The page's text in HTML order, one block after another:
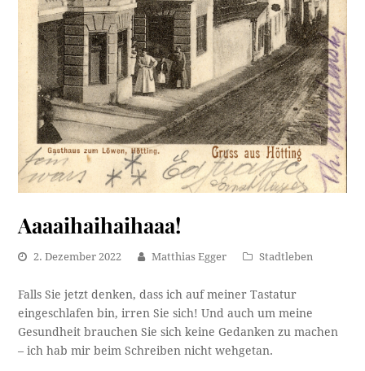
Aaaaihaihaihaaa!
2. Dezember 2022 Matthias Egger Stadtleben
Falls Sie jetzt denken, dass ich auf meiner Tastatur
eingeschlafen bin, irren Sie sich! Und auch um meine
Gesundheit brauchen Sie sich keine Gedanken zu machen
– ich hab mir beim Schreiben nicht wehgetan.